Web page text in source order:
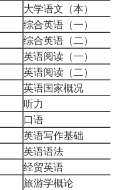
大学语文 （本）
综合英语（一）
综合英语（二）
英语阅读（一）
英语阅读（二）
英语国家概况
听力
口语
英语写作基础
英语语法
经贸英语
旅游学概论